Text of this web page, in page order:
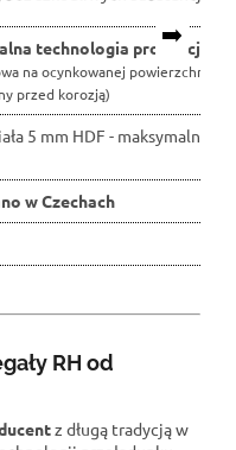
➡️
technologia produkcji
na ocynkowanej powierzchni dla
przed korozją)
5 mm HDF - maksymalna
w Czechach
RH od
z długą tradycją w